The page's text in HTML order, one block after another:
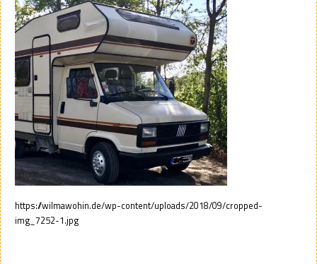
https://wilmawohin.de/wp-content/uploads/2018/09/cropped-
img_7252-1.jpg